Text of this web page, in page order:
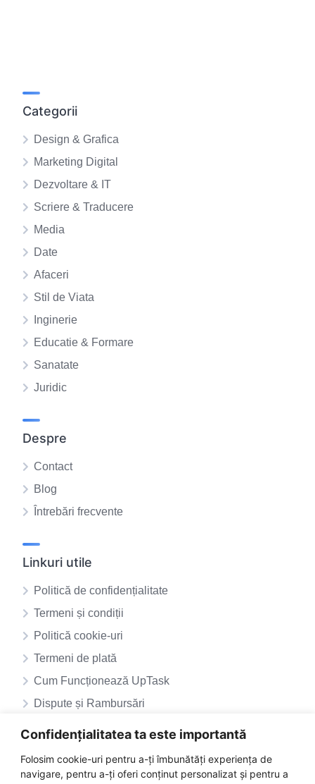
Confidențialitatea ta este importantă
Folosim cookie-uri pentru a-ți îmbunătăți experiența de
navigare, pentru a-ți oferi conținut personalizat și pentru a
Categorii
Design & Grafica
Marketing Digital
Dezvoltare & IT
Scriere & Traducere
Media
Date
Afaceri
Stil de Viata
Inginerie
Educatie & Formare
Sanatate
Juridic
Despre
Contact
Blog
Întrebări frecvente
Linkuri utile
Politică de confidențialitate
Termeni și condiții
Politică cookie-uri
Termeni de plată
Cum Funcționează UpTask
Dispute și Rambursări